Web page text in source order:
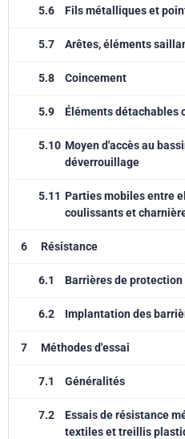
5.6 Fils métalliques et
5.7 Arêtes, éléments
5.8 Coincement
5.9 Éléments détachables
5.10 Moyen d'accès au
déverrouillage
5.11 Parties mobiles entre
coulissants et
6 Résistance
6.1 Barrières de protection
6.2 Implantation des
7 Méthodes d'essai
7.1 Généralités
7.2
Essais de résistance
textiles et treillis